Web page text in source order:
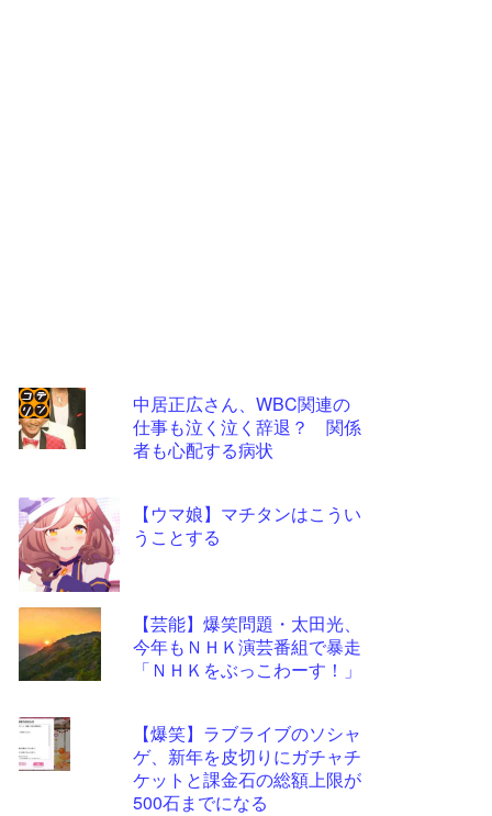
中居正広さん、WBC関連の
仕事も泣く泣く辞退？ 関係
者も心配する病状
【ウマ娘】マチタンはこうい
うことする
【芸能】爆笑問題・太田光、
今年もＮＨＫ演芸番組で暴走
「ＮＨＫをぶっこわーす！」
【爆笑】ラブライブのソシャ
ゲ、新年を皮切りにガチャチ
ケットと課金石の総額上限が
500石までになる
コテ
- 固
定リ
ンク
自動
ツー
ル